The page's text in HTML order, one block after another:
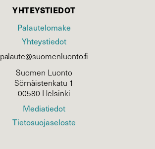
YHTEYSTIEDOT
Palautelomake
Yhteystiedot
palaute@suomenluonto.fi
Suomen Luonto
Sörnäistenkatu 1
00580 Helsinki
Mediatiedot
Tietosuojaseloste